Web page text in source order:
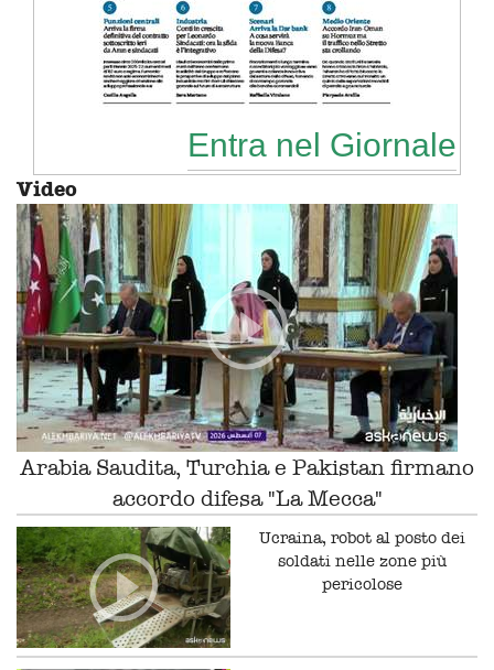
Entra nel Giornale
Video
Arabia Saudita, Turchia e Pakistan firmano
accordo difesa "La Mecca"
Ucraina, robot al posto dei
soldati nelle zone più
pericolose